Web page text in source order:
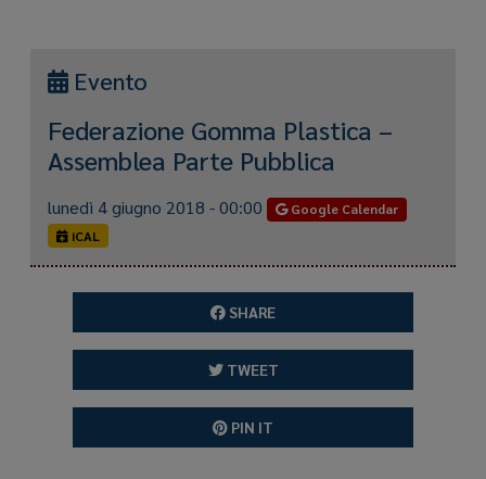
Evento
Federazione Gomma Plastica –
Assemblea Parte Pubblica
lunedì 4 giugno 2018 - 00:00
Google Calendar
iCAL
SHARE
TWEET
PIN IT